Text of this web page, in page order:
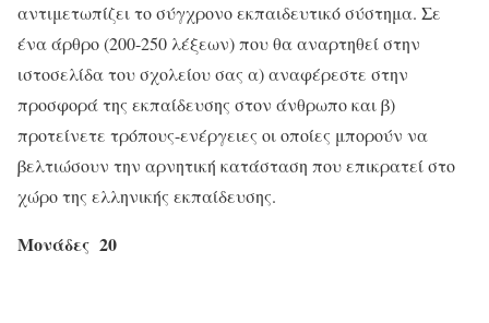
αντιμετωπίζει το σύγχρονο εκπαιδευτικό σύστημα. Σε
ένα άρθρο (200-250 λέξεων) που θα αναρτηθεί στην
ιστοσελίδα του σχολείου σας α) αναφέρεστε στην
προσφορά της εκπαίδευσης στον άνθρωπο και β)
προτείνετε τρόπους-ενέργειες οι οποίες μπορούν να
βελτιώσουν την αρνητική κατάσταση που επικρατεί στο
χώρο της ελληνικής εκπαίδευσης.
Μονάδες 20